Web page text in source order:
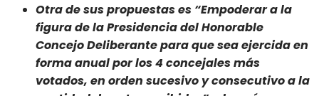
Otra de sus propuestas es “Empoderar a la
figura de la Presidencia del Honorable
Concejo Deliberante para que sea ejercida en
forma anual por los 4 concejales más
votados, en orden sucesivo y consecutivo a la